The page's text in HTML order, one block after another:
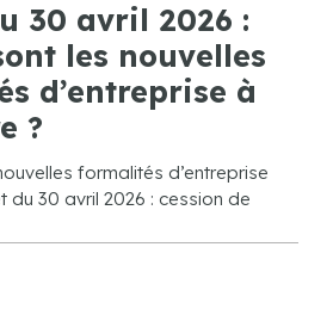
30 avril 2026 :
les nouvelles
d’entreprise à
?
formalités d’entreprise
du 30 avril 2026 : cession de